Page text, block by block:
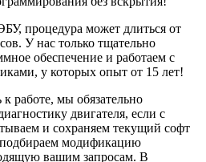
наружной температуры в
изменения настроек
ходом (помощь при
главное, уже по дороге
мере те ранее скрытые
и согласованной работы
которые
процедура может длиться от
У нас только тщательно
обеспечение и работаем с
у которых опыт от 15 лет!
работе, мы обязательно
двигателя, если с
и сохраняем текущий софт
подбираем модификацию
вашим запросам. В